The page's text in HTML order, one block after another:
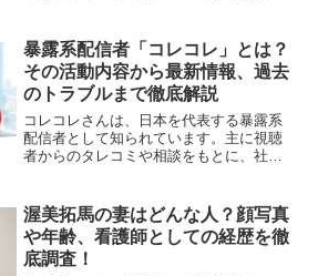
こらの年収はどれくらい？兎田ぺこらさ
んの年収は、...
暴露系配信者「コレコレ」とは？
その活動内容から最新情報、過去
のトラブルまで徹底解説
コレコレさんは、日本を代表する暴露系
配信者として知られています。主に視聴
者からのタレコミや相談をもとに、社会
めています。本記事では、コレコレさん
の活動内容や特徴、最新情...
渥美拓馬の妻はどんな人？顔写真
や年齢、看護師としての経歴を徹
底調査！